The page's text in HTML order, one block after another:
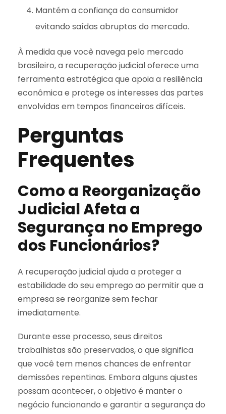
Mantém a confiança do consumidor
evitando saídas abruptas do mercado.
À medida que você navega pelo mercado
brasileiro, a recuperação judicial oferece uma
ferramenta estratégica que apoia a resiliência
econômica e protege os interesses das partes
envolvidas em tempos financeiros difíceis.
Perguntas
Frequentes
Como a Reorganização
Judicial Afeta a
Segurança no Emprego
dos Funcionários?
A recuperação judicial ajuda a proteger a
estabilidade do seu emprego ao permitir que a
empresa se reorganize sem fechar
imediatamente.
Durante esse processo, seus direitos
trabalhistas são preservados, o que significa
que você tem menos chances de enfrentar
demissões repentinas. Embora alguns ajustes
possam acontecer, o objetivo é manter o
negócio funcionando e garantir a segurança do